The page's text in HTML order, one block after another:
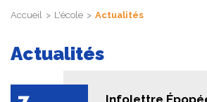
Accueil L'école Actualités
Actualités
Infolettre